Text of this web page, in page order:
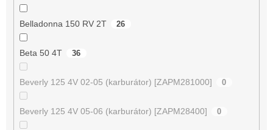
Belladonna 150 RV 2T 26
Beta 50 4T 36
Beverly 125 4V 02-05 (karburátor) [ZAPM281000] 0
Beverly 125 4V 05-06 (karburátor) [ZAPM28400] 0